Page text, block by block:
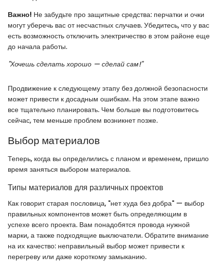
Важно! Не забудьте про защитные средства: перчатки и очки
могут уберечь вас от несчастных случаев. Убедитесь, что у вас
есть возможность отключить электричество в этом районе еще
до начала работы.
"Хочешь сделать хорошо — сделай сам!"
Продвижение к следующему этапу без должной безопасности
может привести к досадным ошибкам. На этом этапе важно
все тщательно планировать. Чем больше вы подготовитесь
сейчас, тем меньше проблем возникнет позже.
Выбор материалов
Теперь, когда вы определились с планом и временем, пришло
время заняться выбором материалов.
Типы материалов для различных проектов
Как говорит старая пословица, "нет худа без добра" — выбор
правильных компонентов может быть определяющим в
успехе всего проекта. Вам понадобятся провода нужной
марки, а также подходящие выключатели. Обратите внимание
на их качество: неправильный выбор может привести к
перегреву или даже короткому замыканию.